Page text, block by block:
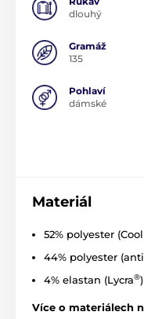
dlouhý
Gramáž
135
Pohlaví
dámské
Materiál
52% polyester
44% polyester
4% elastan (Lycra®)
Více o materiálech